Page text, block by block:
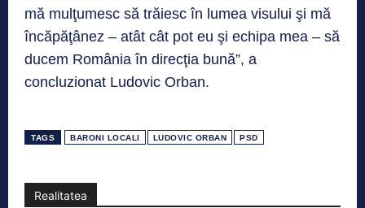
mă mulţumesc să trăiesc în lumea visului şi mă
încăpăţânez – atât cât pot eu şi echipa mea – să
ducem România în direcţia bună”, a
concluzionat Ludovic Orban.
TAGS BARONI LOCALI LUDOVIC ORBAN PSD
Realitatea